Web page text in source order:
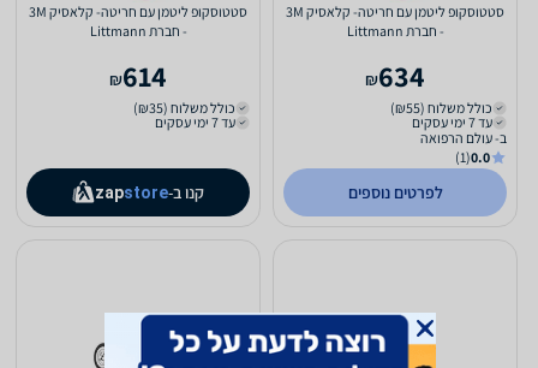
סטטוסקופ ליטמן עם חריטה- קלאסיק 3M
- חברת Littmann
634
₪
כולל משלוח (₪55)
עד 7 ימי עסקים
ב- עולם הרפואה
0.0
(1)
לפרטים נוספים
סטטוסקופ ליטמן עם חריטה- קלאסיק 3M
- חברת Littmann
614
₪
כולל משלוח (₪35)
עד 7 ימי עסקים
קנו ב- zapstore